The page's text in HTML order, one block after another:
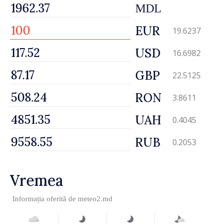
MDL
EUR 19.6237
USD 16.6982
GBP 22.5125
RON 3.8611
UAH 0.4045
RUB 0.2053
Vremea
Informația oferită de meteo2.md